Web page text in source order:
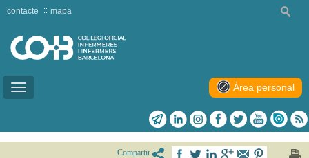
Toggle
contacte mapa
Àrea personal
Compartir